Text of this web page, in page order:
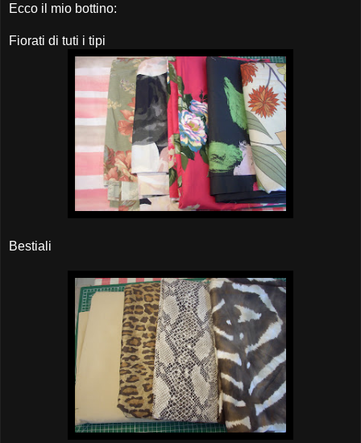
Ecco il mio bottino:
Fiorati di tuti i tipi
Bestiali